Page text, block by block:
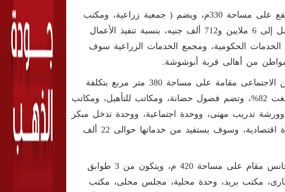
وتجرى أعمال مجمع الخدمات الزراعية، الذى يقع على مساحة 330م، ويضم ( جمعية زراعية، ومكتب
إرشاد زراعى، وحدة بيطرية )، بتكلفة مالية تصل إلى 6 ملايين و712 ألف جنيه، بنسبة تنفيذ الأعمال
وصلت إلى 95%، ومجمع الخدمات الحكومية، ومجمع الخدمات الزراعية سوف
وفى قرية الرواتب جارى أعمال وحدة التضامن الاجتماعى مقامة على مساحة 380 متر مربع بتكلفة
تقديرية 6 ملايين و831 ألف جنيه بنسبة تنفيذ بلغت 82%، وتضم فصول حضانة، ومكاتب للتأهيل، ومكاتب
تدريب مهنى، ووحدة اجتماعية، ووحدة تدخل مبكر
للأطفال ذوى الاحتياجات الخاصة، ووحدة مشورة اقتصادية، وسوف يستفيد من خدماتها حوالى 22 ألف
ويقام مجمع الخدمات الحكومية بقرية قصير بخانس مقام على مساحة 420 م، ويتكون من 3 طوابق
مكتب بريد، وحدة محلية، مجلس محلى، مكتب